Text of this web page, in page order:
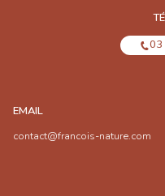
03
EMAIL
contact@francois-nature.com